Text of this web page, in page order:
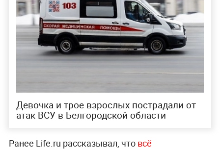
Девочка и трое взрослых пострадали от
атак ВСУ в Белгородской области
Ранее Life.ru рассказывал, чтовсё